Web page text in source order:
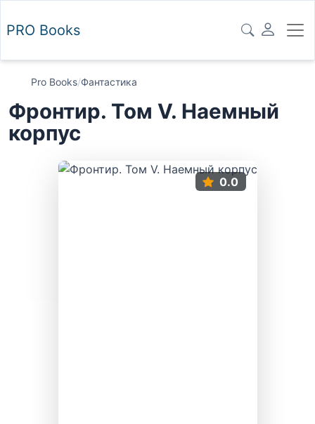
PRO Books
Pro Books/Фантастика
Фронтир. Том V. Наемный
корпус
0.0